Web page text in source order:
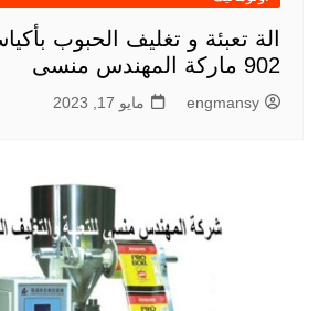
الة تعبئة و تغليف الحبوب
902 ماركة المهندس منسى
engmansy مايو 17, 2023